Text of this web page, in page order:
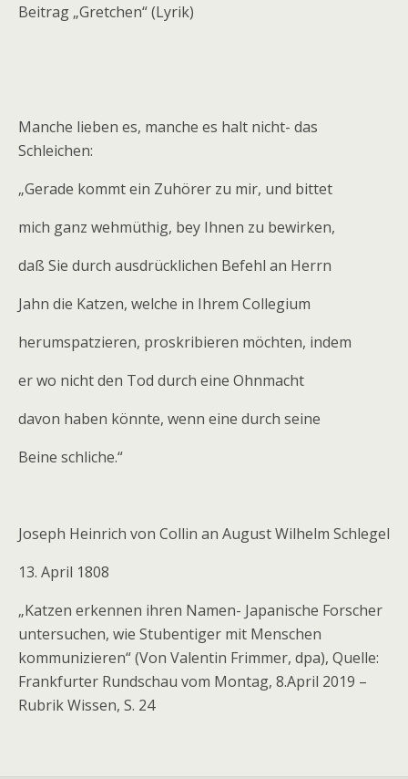
Beitrag „Gretchen“ (Lyrik)
Manche lieben es, manche es halt nicht- das
Schleichen:
„Gerade kommt ein Zuhörer zu mir, und bittet
mich ganz wehmüthig, bey Ihnen zu bewirken,
daß Sie durch ausdrücklichen Befehl an Herrn
Jahn die Katzen, welche in Ihrem Collegium
herumspatzieren, proskribieren möchten, indem
er wo nicht den Tod durch eine Ohnmacht
davon haben könnte, wenn eine durch seine
Beine schliche.“
Joseph Heinrich von Collin an August Wilhelm Schlegel
13. April 1808
„Katzen erkennen ihren Namen- Japanische Forscher
untersuchen, wie Stubentiger mit Menschen
kommunizieren“ (Von Valentin Frimmer, dpa), Quelle:
Frankfurter Rundschau vom Montag, 8.April 2019 –
Rubrik Wissen, S. 24